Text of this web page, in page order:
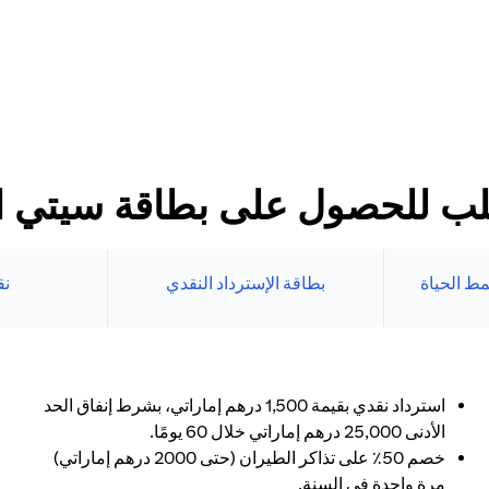
للحصول على بطاقة سيتي
الحياة بطاقة الإسترداد النقدي
استرداد نقدي بقيمة 1,500 درهم إماراتي، بشرط إنفاق الحد
الأدنى 25,000 درهم إماراتي خلال 60 يومًا.
خصم 50٪ على تذاكر الطيران (حتى 2000 درهم إماراتي)
مرة واحدة في السنة.